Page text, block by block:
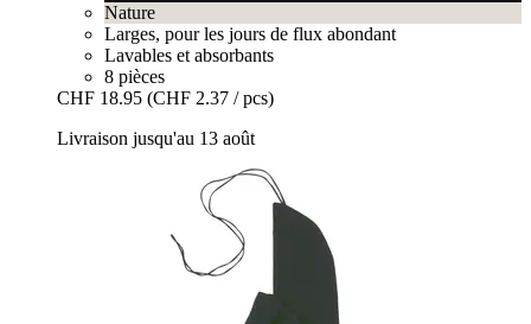
Nature
Larges, pour les jours de flux abondant
Lavables et absorbants
8 pièces
CHF 18.95 (CHF 2.37 / pcs)
Livraison jusqu'au 13 août